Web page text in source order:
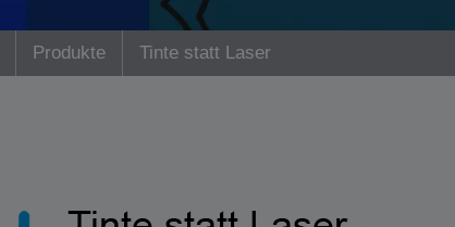
Produkte Tinte statt Laser